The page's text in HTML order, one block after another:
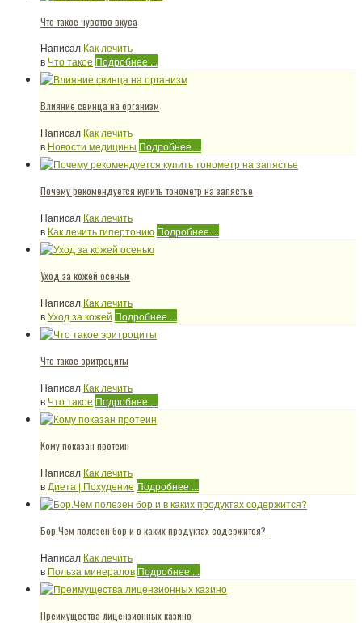
Что такое чувство вкуса
Написал Как лечить
в Что такое Подробнее ...
Влияние свинца на организм
Написал Как лечить
в Новости медицины Подробнее ...
Почему рекомендуется купить тонометр на запястье
Написал Как лечить
в Как лечить гипертонию Подробнее ...
Уход за кожей осенью
Написал Как лечить
вУход за кожей Подробнее ...
Что такое эритроциты
Написал Как лечить
в Что такое Подробнее ...
Кому показан протеин
Написал Как лечить
в Диета | Похудение Подробнее ...
Бор.Чем полезен бор и в каких продуктах содержится?
Написал Как лечить
в Польза минералов Подробнее ...
Преимущества лицензионных казино